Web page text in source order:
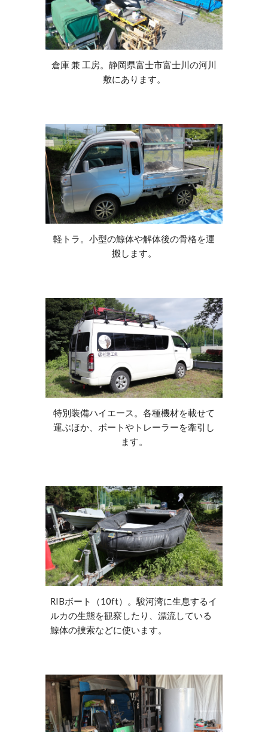
倉庫 兼 工房。静岡県富士市富士川の河川
敷にあります。
軽トラ。小型の鯨体や解体後の骨格を運
搬します。
特別装備ハイエース。各種機材を載せて
運ぶほか、ボートやトレーラーを牽引し
ます。
RIBボート（10ft）。駿河湾に生息するイ
ルカの生態を観察したり、漂流している
鯨体の捜索などに使います。